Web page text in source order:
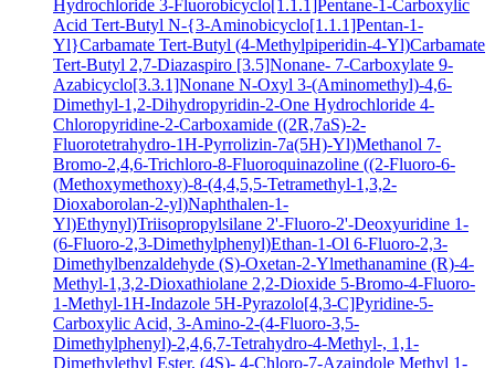
Hydrochloride 3-Fluorobicyclo[1.1.1]Pentane-1-Carboxylic
Acid Tert-Butyl N-{3-Aminobicyclo[1.1.1]Pentan-1-
Yl}Carbamate Tert-Butyl (4-Methylpiperidin-4-Yl)Carbamate
Tert-Butyl 2,7-Diazaspiro [3.5]Nonane- 7-Carboxylate 9-
Azabicyclo[3.3.1]Nonane N-Oxyl 3-(Aminomethyl)-4,6-
Dimethyl-1,2-Dihydropyridin-2-One Hydrochloride 4-
Chloropyridine-2-Carboxamide ((2R,7aS)-2-
Fluorotetrahydro-1H-Pyrrolizin-7a(5H)-Yl)Methanol 7-
Bromo-2,4,6-Trichloro-8-Fluoroquinazoline ((2-Fluoro-6-
(Methoxymethoxy)-8-(4,4,5,5-Tetramethyl-1,3,2-
Dioxaborolan-2-yl)Naphthalen-1-
Yl)Ethynyl)Triisopropylsilane 2'-Fluoro-2'-Deoxyuridine 1-
(6-Fluoro-2,3-Dimethylphenyl)Ethan-1-Ol 6-Fluoro-2,3-
Dimethylbenzaldehyde (S)-Oxetan-2-Ylmethanamine (R)-4-
Methyl-1,3,2-Dioxathiolane 2,2-Dioxide 5-Bromo-4-Fluoro-
1-Methyl-1H-Indazole 5H-Pyrazolo[4,3-C]Pyridine-5-
Carboxylic Acid, 3-Amino-2-(4-Fluoro-3,5-
Dimethylphenyl)-2,4,6,7-Tetrahydro-4-Methyl-, 1,1-
Dimethylethyl Ester, (4S)- 4-Chloro-7-Azaindole Methyl 1-